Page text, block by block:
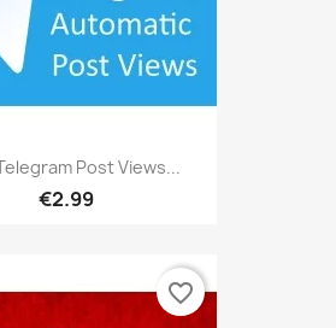
Post Views...
€2.99
favorite_border